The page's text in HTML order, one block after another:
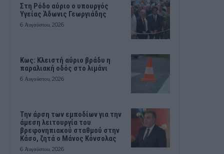
Στη Ρόδο αύριο ο υπουργός
Υγείας Άδωνις Γεωργιάδης
6 Αυγούστου, 2026
Κως: Κλειστή αύριο βράδυ η
παραλιακή οδός στο λιμάνι
6 Αυγούστου, 2026
Την άρση των εμποδίων για την
άμεση λειτουργία του
βρεφονηπιακού σταθμού στην
Κάσο, ζητά ο Μάνος Κόνσολας
6 Αυγούστου, 2026